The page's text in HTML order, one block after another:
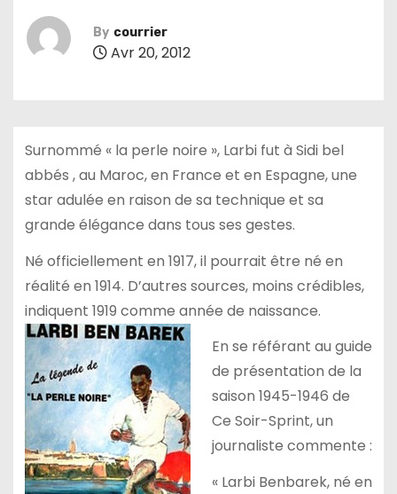
By courrier
Avr 20, 2012
Surnommé « la perle noire », Larbi fut à Sidi bel
abbés , au Maroc, en France et en Espagne, une
star adulée en raison de sa technique et sa
grande élégance dans tous ses gestes.
Né officiellement en 1917, il pourrait être né en
réalité en 1914. D’autres sources, moins crédibles,
indiquent 1919 comme année de naissance.
En se référant au guide
de présentation de la
saison 1945-1946 de
Ce Soir-Sprint, un
journaliste commente :
« Larbi Benbarek, né en